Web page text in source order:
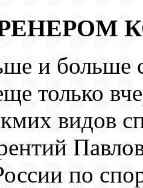
и больше
только
видов
по